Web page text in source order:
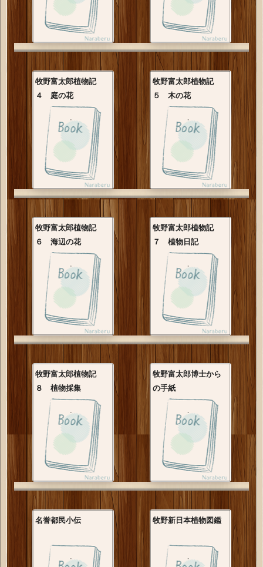
牧野富太郎植物記
４ 庭の花
牧野富太郎植物記
５ 木の花
牧野富太郎植物記
６ 海辺の花
牧野富太郎植物記
７ 植物日記
牧野富太郎植物記
８ 植物採集
牧野富太郎博士から
の手紙
名誉都民小伝 牧野新日本植物図鑑